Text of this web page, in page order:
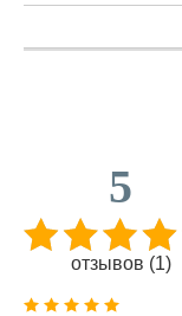
5
отзывов (1)